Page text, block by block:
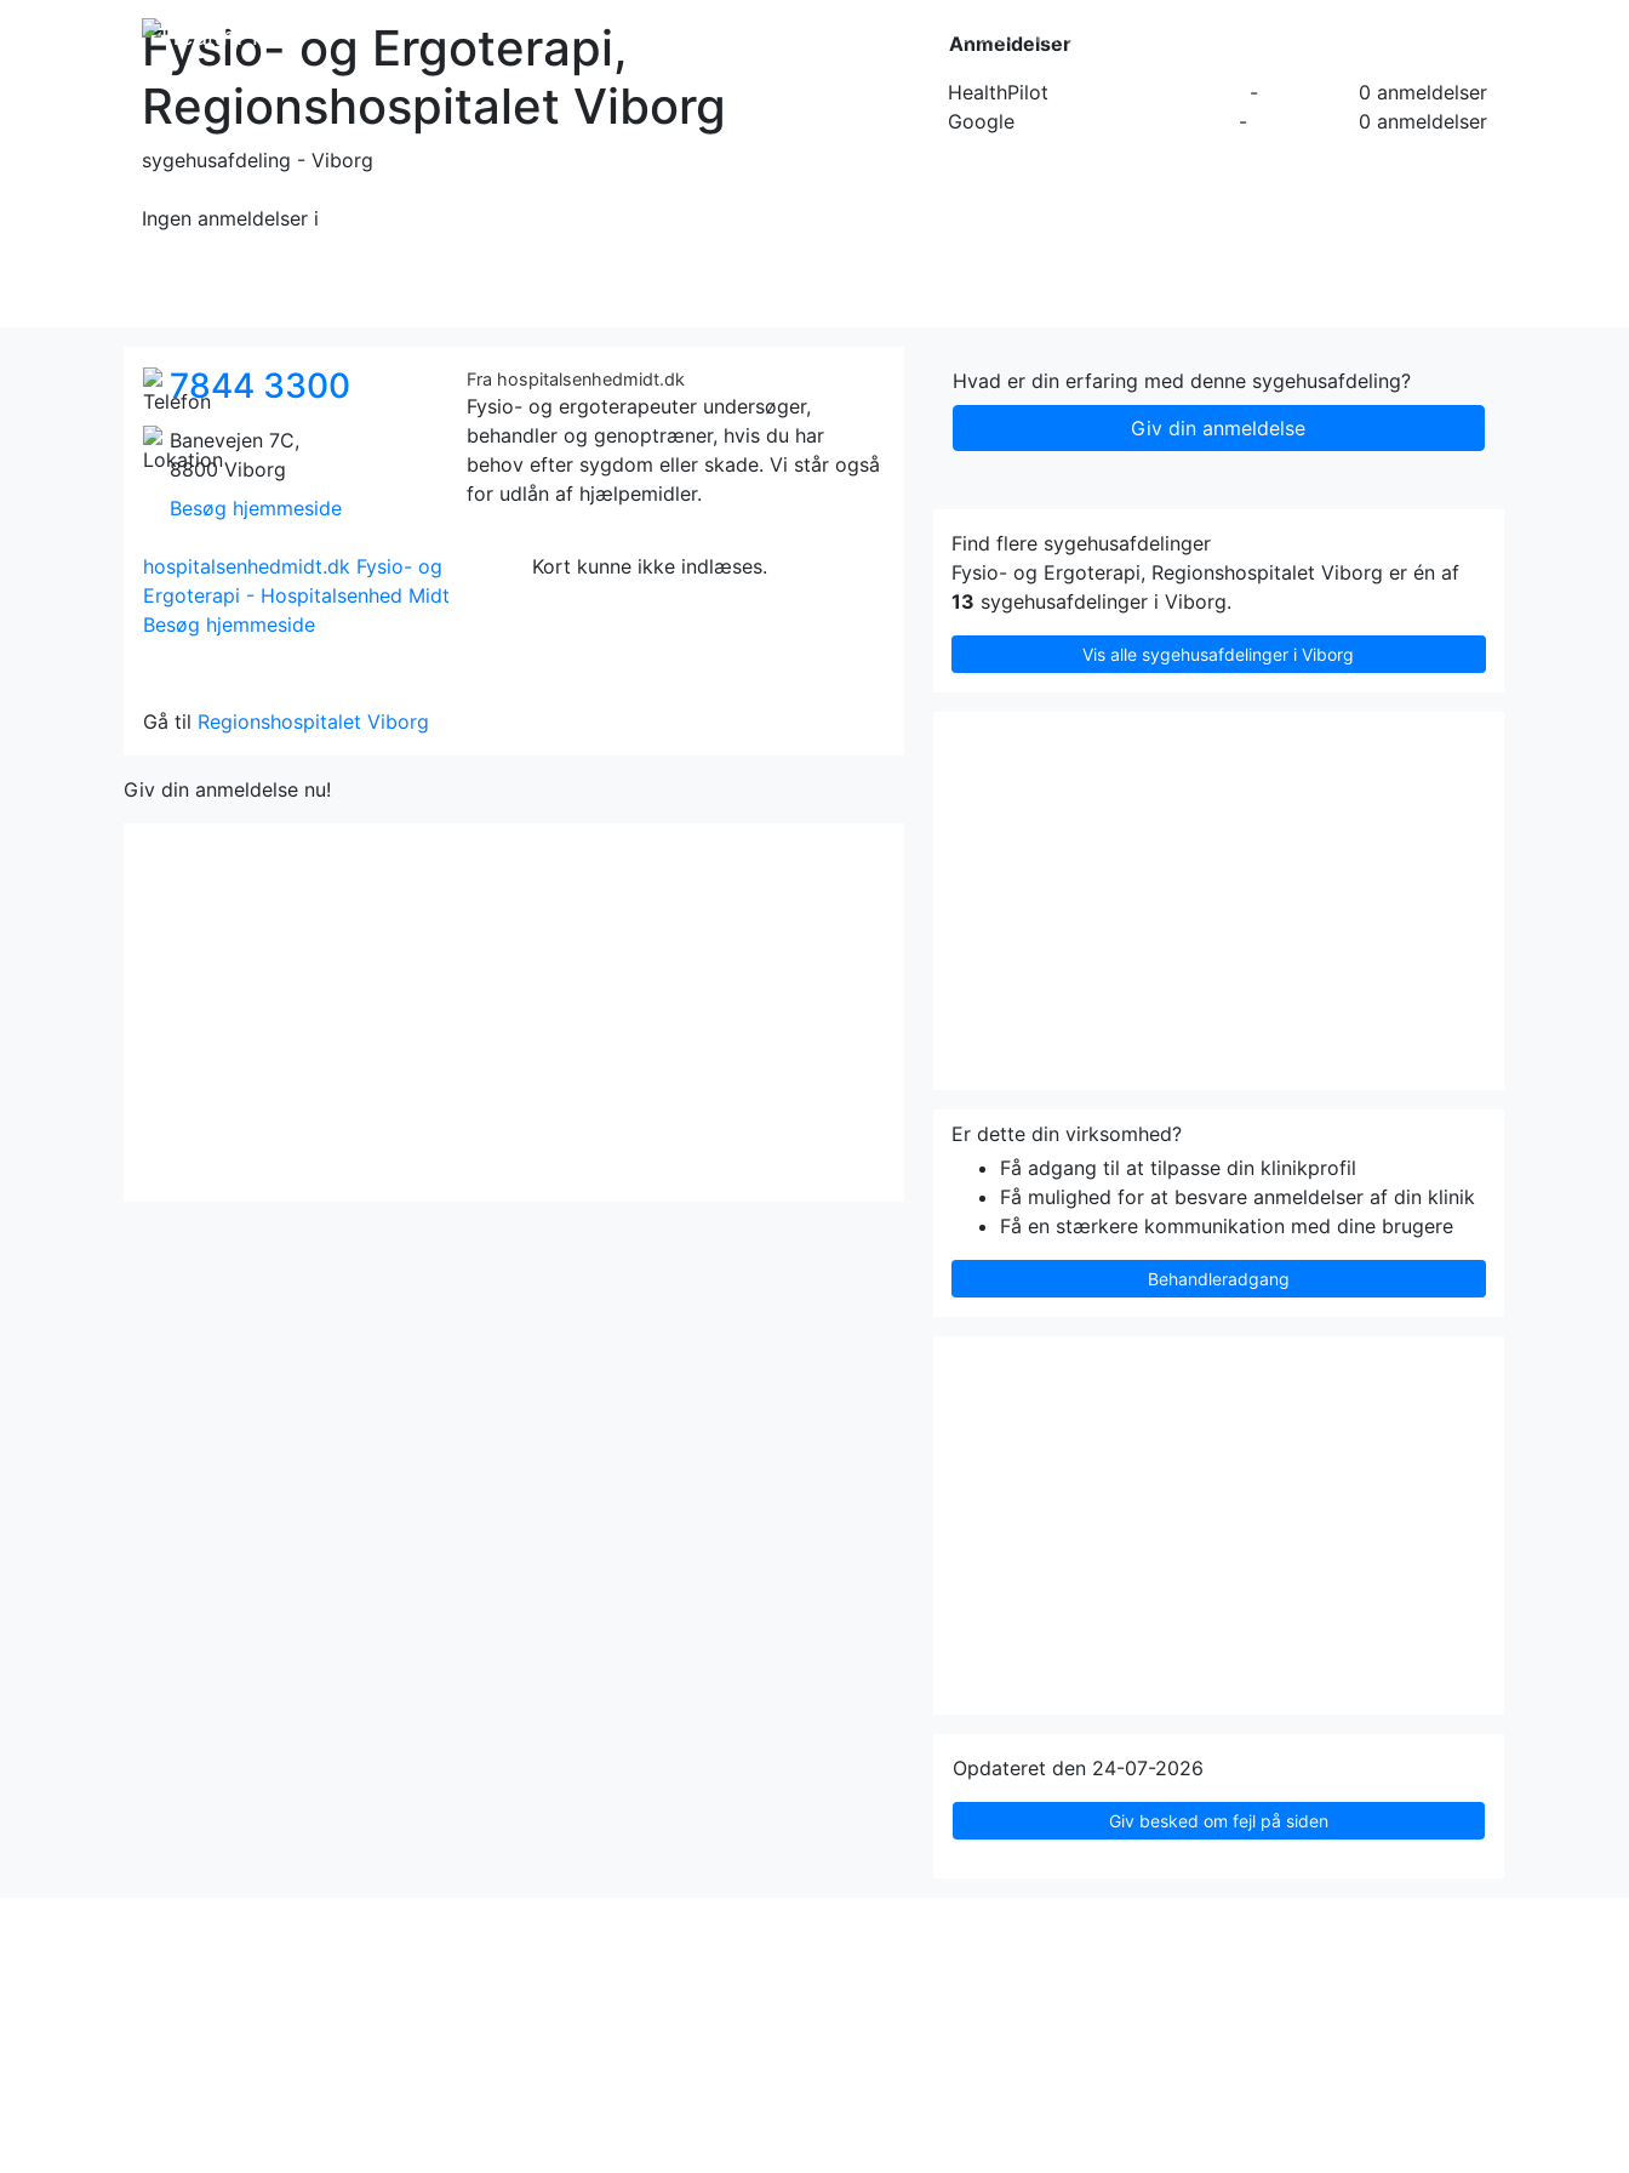
Forside Kategorier
Fysio- og Ergoterapi,
Regionshospitalet Viborg
sygehusafdeling - Viborg
Ingen anmeldelser i
Anmeldelser
HealthPilot
-
0 anmeldelser
Google
- 0 anmeldelser
7844 3300
Banevejen 7C,
8800 Viborg
Besøg hjemmeside
Fra hospitalsenhedmidt.dk
Fysio- og ergoterapeuter undersøger,
behandler og genoptræner, hvis du har
behov efter sygdom eller skade. Vi står også
for udlån af hjælpemidler.
hospitalsenhedmidt.dk Fysio- og
Ergoterapi - Hospitalsenhed Midt
Besøg hjemmeside
Kort kunne ikke indlæses.
Gå til Regionshospitalet Viborg
Giv din anmeldelse nu!
Hvad er din erfaring med denne sygehusafdeling?
Giv din anmeldelse
Find flere sygehusafdelinger
Fysio- og Ergoterapi, Regionshospitalet Viborg er én af
13 sygehusafdelinger i Viborg.
Vis alle sygehusafdelinger i Viborg
Er dette din virksomhed?
Få adgang til at tilpasse din klinikprofil
Få mulighed for at besvare anmeldelser af din klinik
Få en stærkere kommunikation med dine brugere
Behandleradgang
Opdateret den 24-07-2026
Giv besked om fejl på siden